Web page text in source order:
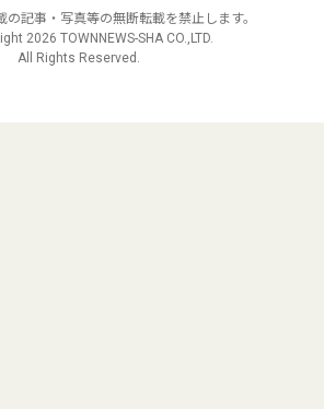
の記事・写真等の無断転載を禁止します。
2026 TOWNNEWS-SHA CO.,LTD.
All Rights Reserved.